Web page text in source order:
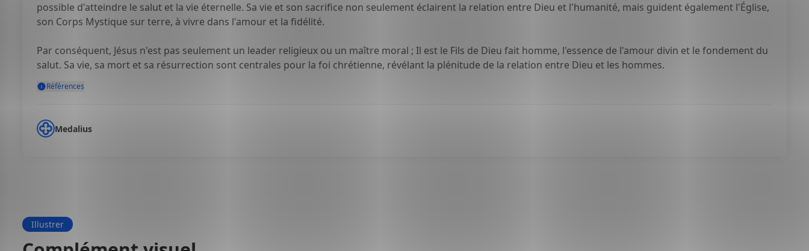
possible d'atteindre le salut et la vie éternelle. Sa vie et son sacrifice non seulement éclairent la relation entre Dieu et l'humanité, mais guident également l'Église,
son Corps Mystique sur terre, à vivre dans l'amour et la fidélité.
Par conséquent, Jésus n'est pas seulement un leader religieux ou un maître moral ; Il est le Fils de Dieu fait homme, l'essence de l'amour divin et le fondement du
salut. Sa vie, sa mort et sa résurrection sont centrales pour la foi chrétienne, révélant la plénitude de la relation entre Dieu et les hommes.
Références
Medalius
Illustrer